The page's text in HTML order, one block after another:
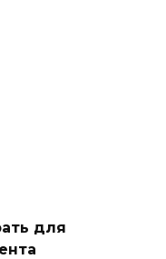
для